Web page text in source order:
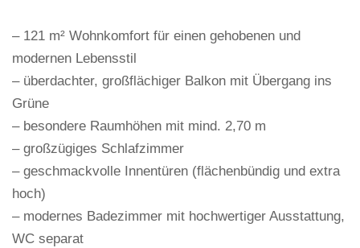
– 121 m² Wohnkomfort für einen gehobenen und
modernen Lebensstil
– überdachter, großflächiger Balkon mit Übergang ins
Grüne
– besondere Raumhöhen mit mind. 2,70 m
– großzügiges Schlafzimmer
– geschmackvolle Innentüren (flächenbündig und extra
hoch)
– modernes Badezimmer mit hochwertiger Ausstattung,
WC separat